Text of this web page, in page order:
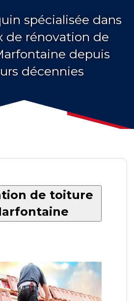
spécialisée dans
de rénovation de
depuis
décennies
de toiture